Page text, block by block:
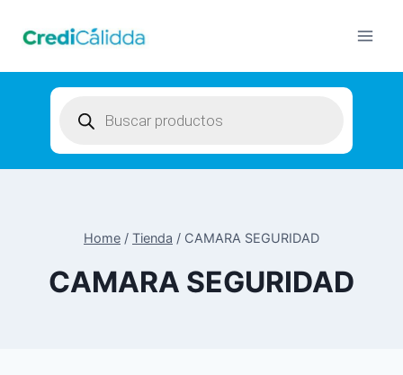
search
Home / Tienda / CAMARA SEGURIDAD
CAMARA SEGURIDAD